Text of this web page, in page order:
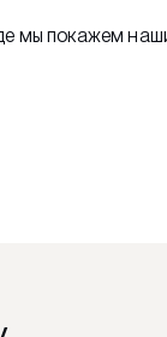
мы покажем